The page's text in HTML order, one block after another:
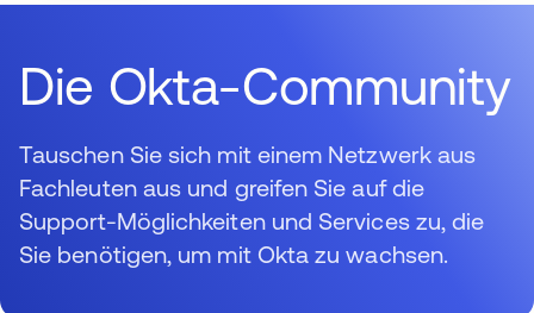
Die Okta-Community
Tauschen Sie sich mit einem Netzwerk aus
Fachleuten aus und greifen Sie auf die
Support-Möglichkeiten und Services zu, die
Sie benötigen, um mit Okta zu wachsen.